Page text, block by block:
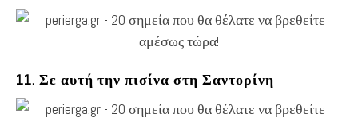
11. Σε αυτή την πισίνα στη Σαντορίνη